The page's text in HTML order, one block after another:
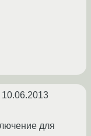
10.06.2013
для